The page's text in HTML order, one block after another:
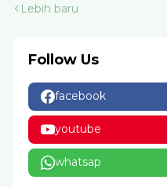
Lebih baru
Follow Us
facebook
youtube
whatsap